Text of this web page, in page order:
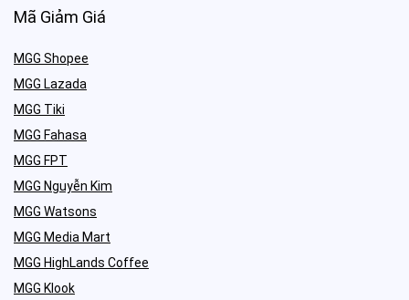
Mã Giảm Giá
MGG Shopee
MGG Lazada
MGG Tiki
MGG Fahasa
MGG FPT
MGG Nguyễn Kim
MGG Watsons
MGG Media Mart
MGG HighLands Coffee
MGG Klook